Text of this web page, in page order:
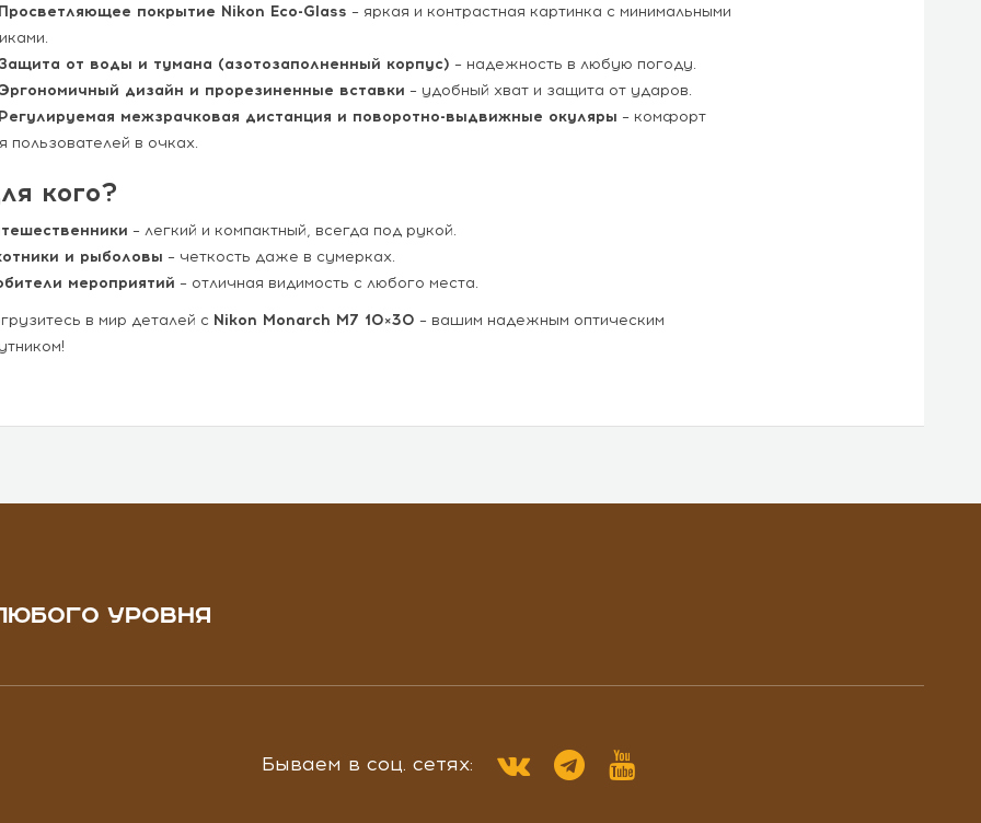
Просветляющее покрытие Nikon Eco-Glass – яркая и контрастная картинка с минимальными
от воды и тумана (азотозаполненный корпус) – надежность в любую погоду.
Эргономичный дизайн и прорезиненные вставки – удобный хват и защита от ударов.
Регулируемая межзрачковая дистанция и поворотно-выдвижные окуляры – комфорт
пользователей в очках.
кого?
– легкий и компактный, всегда под рукой.
и рыболовы – четкость даже в сумерках.
мероприятий – отличная видимость с любого места.
в мир деталей с Nikon Monarch M7 10×30 – вашим надежным оптическим
УРОВНЯ
Бываем в соц. сетях: